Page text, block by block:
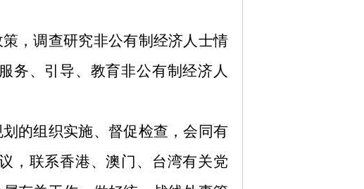
，调查研究非公有制经济人士情
务、引导、教育非公有制经济人
的组织实施、督促检查，会同有
，联系香港、澳门、台湾有关党